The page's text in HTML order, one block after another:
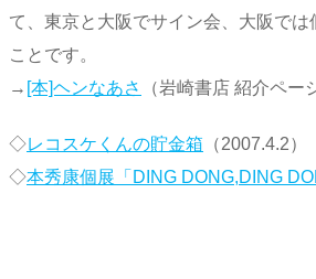
て、東京と大阪でサイン会、大阪で
ことです。
→ [本]ヘンなあさ （岩崎書店 紹介ペー
◇レコスケくんの貯金箱 （2007.4.2）
◇本秀康個展「DING DONG,DING